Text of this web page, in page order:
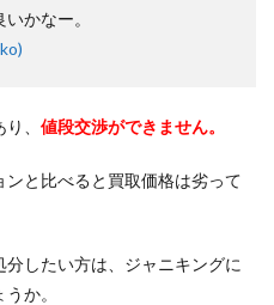
かなー。
、 値段交渉ができません。
と比べると買取価格は劣って
したい方は、ジャニキングに
か。